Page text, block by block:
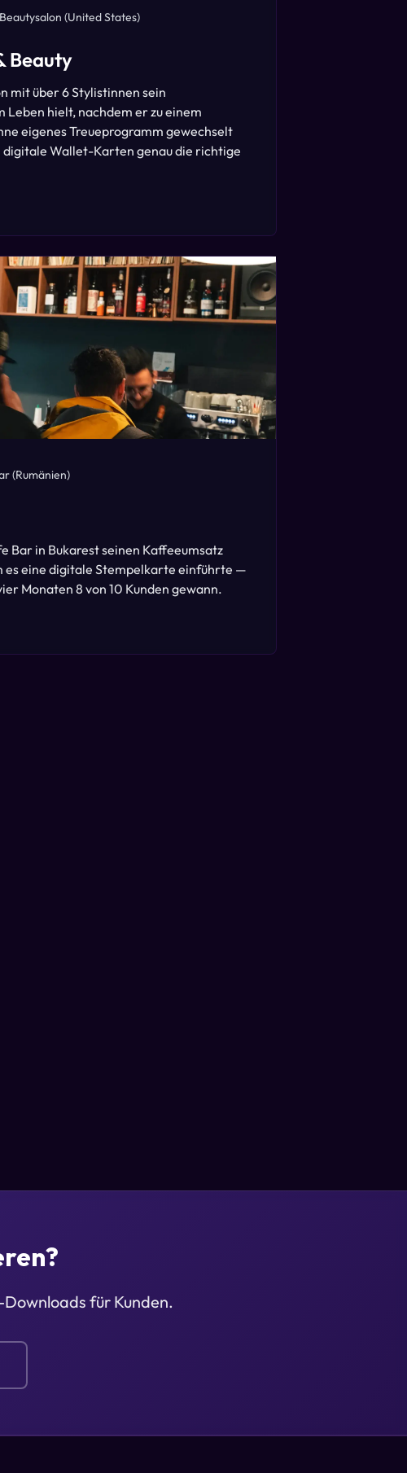
(United States)
Beauty
mit über 6 Stylistinnen sein
Leben hielt, nachdem er zu einem
eigenes Treueprogramm gewechselt
Wallet-Karten genau die richtige
(Rumänien)
Bar in Bukarest seinen Kaffeeumsatz
es eine digitale Stempelkarte einführte —
Monaten 8 von 10 Kunden gewann.
für Kunden.